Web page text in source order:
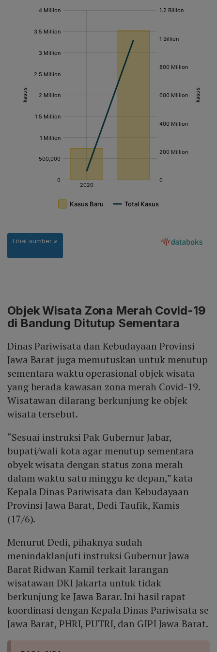
Objek Wisata Zona Merah Covid-19
di Bandung Ditutup Sementara
Dinas Pariwisata dan Kebudayaan Provinsi
Jawa Barat juga memutuskan untuk menutup
sementara waktu operasional objek wisata
yang berada kawasan zona merah Covid-19.
Wisatawan dilarang berkunjung ke objek
wisata tersebut.
“Sesuai instruksi Pak Gubernur Jabar,
bupati/wali kota agar menutup sementara
obyek wisata dengan status zona merah
dalam waktu satu minggu ke depan,” kata
Kepala Dinas Pariwisata dan Kebudayaan
Provinsi Jawa Barat, Dedi Taufik, Kamis
(17/6).
Menurut Dedi, pihaknya sudah
menindaklanjuti instruksi Gubernur Jawa
Barat Ridwan Kamil terkait larangan
wisatawan DKI Jakarta untuk tidak
berkunjung ke Jawa Barar. Ini hasil rapat
koordinasi dengan Kepala Dinas Pariwisata se
Jawa Barat, PHRI, PUTRI, dan GIPI Jawa Barat.